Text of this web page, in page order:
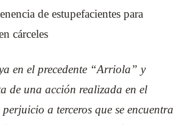
de estupefacientes para
cárceles
en el precedente “Arriola” y
de una acción realizada en el
a terceros que se encuentra